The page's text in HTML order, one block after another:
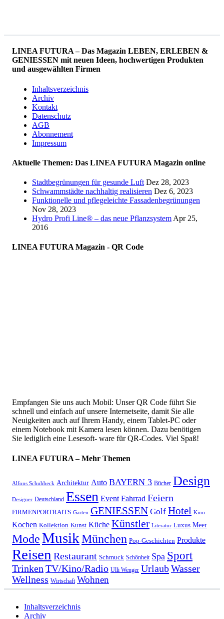
LINEA FUTURA – Das Magazin LEBEN, ERLEBEN &
GENIESSEN mit neuen Ideen, hochwertigen Produkten
und ausgewählten Firmen
Inhaltsverzeichnis
Archiv
Kontakt
Datenschutz
AGB
Abonnement
Impressum
Aktuelle Themen: Das LINEA FUTURA Magazin online
Stadtbegrünungen für gesunde Luft Dez 28, 2023
Schwammstädte nachhaltig realisieren Dez 6, 2023
Funktionelle und pflegeleichte Fassadenbegrünungen
Nov 28, 2023
Hydro Profi Line® – das neue Pflanzsystem Apr 25,
2016
LINEA FUTURA Magazin - QR Code
Empfangen Sie uns auch Mobil: Unser QR Code führt Sie
schnell und einfach auf unsere Internetseite, damit Sie alle
Neuigkeiten auch auf Ihrem Handy, einem Tablet-PC oder
einem Notebook mit Kamera lesen können. Dazu benötigen
Sie lediglich eine Lesesoft- ware für QR-Codes. Viel Spaß!
LINEA FUTURA – Mehr Themen
Alfons Schuhbeck Architektur Auto BAYERN 3 Bücher Design
Designer Deutschland Essen Event Fahrrad Feiern
FIRMENPORTRAITS Garten GENIESSEN Golf Hotel Kino
Kochen Kollektion Kunst Küche Künstler Literatur Luxus Meer
ModeMusikMünchen Pop-Geschichten Produkte
Reisen Restaurant Schmuck Schönheit Spa Sport
Trinken TV/Kino/Radio Ulli Wenger UrlaubWasser
Wellness Wirtschaft Wohnen
Inhaltsverzeichnis
Archiv